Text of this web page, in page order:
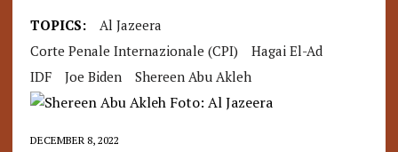
TOPICS:
Al Jazeera
Corte Penale Internazionale (CPI)
Hagai El-Ad
IDF
Joe Biden Shereen Abu Akleh
DECEMBER 8, 2022